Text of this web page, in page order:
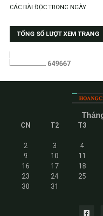
CÁC BÀI ĐỌC TRONG NGÀY
TỔNG SỐ LƯỢT XEM TRANG
649667
CN T2 T3
2
3 4
9
10 11
16
17 18
23
24 25
30
31